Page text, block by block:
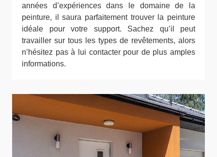
années d’expériences dans le domaine de la
peinture, il saura parfaitement trouver la peinture
idéale pour votre support. Sachez qu’il peut
travailler sur tous les types de revêtements, alors
n’hésitez pas à lui contacter pour de plus amples
informations.